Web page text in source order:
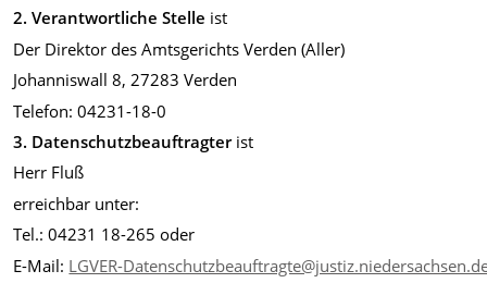
2. Verantwortliche Stelle ist
Der Direktor des Amtsgerichts Verden (Aller)
Johanniswall 8, 27283 Verden
Telefon: 04231-18-0
3. Datenschutzbeauftragterist
Herr Fluß
erreichbar unter:
Tel.: 04231 18-265 oder
E-Mail: LGVER-